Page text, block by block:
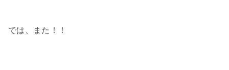
では、また！！